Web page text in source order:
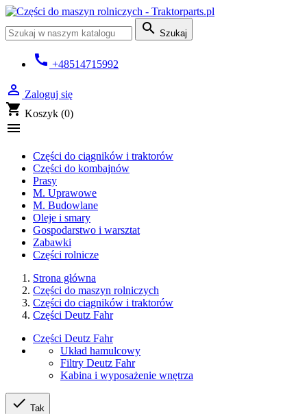
 Szukaj
call +48514715992
 Zaloguj się
shopping_cart Koszyk (0)

Części do ciągników i traktorów
Części do kombajnów
Prasy
M. Uprawowe
M. Budowlane
Oleje i smary
Gospodarstwo i warsztat
Zabawki
Części rolnicze
Strona główna
Części do maszyn rolniczych
Części do ciągników i traktorów
Części Deutz Fahr
Części Deutz Fahr
Układ hamulcowy
Filtry Deutz Fahr
Kabina i wyposażenie wnętrza
 Tak